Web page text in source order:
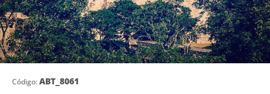
Código:ABT_8061